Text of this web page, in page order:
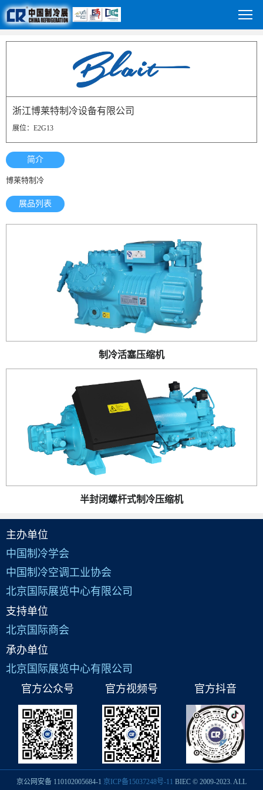
浙江博莱特制冷设备有限公司
展位：E2G13
简介
博莱特制冷
展品列表
制冷活塞压缩机
半封闭螺杆式制冷压缩机
主办单位
中国制冷学会
中国制冷空调工业协会
北京国际展览中心有限公司
支持单位
北京国际商会
承办单位
北京国际展览中心有限公司
官方公众号
官方视频号 官方抖音
京公网安备 110102005684-1 京ICP备15037248号-11 BIEC © 2009-2023. ALL